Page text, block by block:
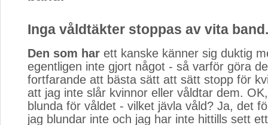
Inga våldtäkter stoppas av vita band.
Den som har ett kanske känner sig duktig
egentligen inte gjort något - så varför göra
fortfarande att bästa sätt att sätt stopp för
att jag inte slår kvinnor eller våldtar dem.
blunda för våldet - vilket jävla våld? Ja, det
jag blundar inte och jag har inte hittills sett